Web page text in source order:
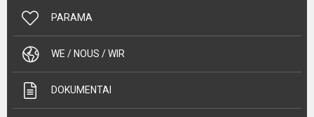
PARAMA
WE / NOUS / WIR
DOKUMENTAI